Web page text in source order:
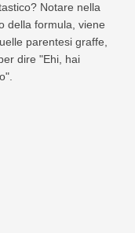
Notare nella
della formula, viene
parentesi graffe,
dire "Ehi, hai